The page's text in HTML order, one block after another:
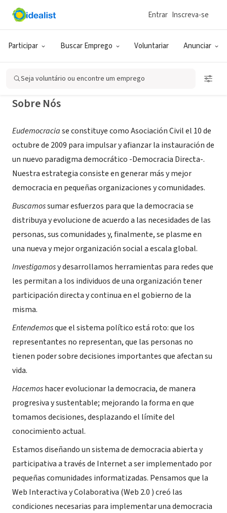
Participar Buscar Emprego Voluntariar Anunciar
Entrar Inscreva-se
Seja voluntário ou encontre um emprego
ONG (SETOR SOCIAL)
Eudemocracia
Sobre Nós
Eudemocraciase constituye como Asociación Civil el 10 de
octubre de 2009 para impulsar y afianzar la instauración de
un nuevo paradigma democrático -Democracia Directa-.
Nuestra estrategia consiste en generar más y mejor
democracia en pequeñas organizaciones y comunidades.
Buscamossumar esfuerzos para que la democracia se
distribuya y evolucione de acuerdo a las necesidades de las
personas, sus comunidades y, finalmente, se plasme en
una nueva y mejor organización social a escala global.
Investigamosy desarrollamos herramientas para redes que
les permitan a los individuos de una organización tener
participación directa y continua en el gobierno de la
misma.
Entendemosque el sistema político está roto: que los
representantes no representan, que las personas no
tienen poder sobre decisiones importantes que afectan su
vida.
Hacemoshacer evolucionar la democracia, de manera
progresiva y sustentable; mejorando la forma en que
tomamos decisiones, desplazando el límite del
conocimiento actual.
Estamos diseñando un sistema de democracia abierta y
participativa a través de Internet a ser implementado por
pequeñas comunidades informatizadas. Pensamos que la
Web Interactiva y Colaborativa (Web 2.0 ) creó las
condiciones necesarias para implementar una democracia